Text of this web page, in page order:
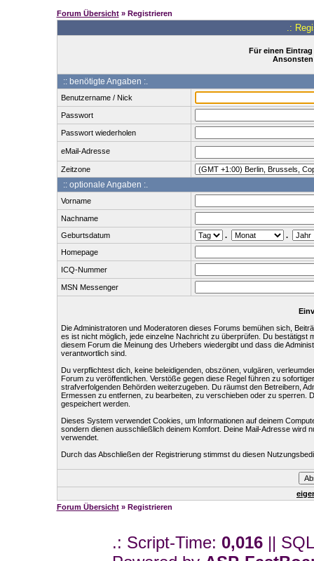
Forum Übersicht» Registrieren
.:
Für einen
:: benötigte Angaben :.
Benutzername / Nick
Passwort
Passwort wiederholen
eMail-Adresse
Zeitzone
:: optionale Angaben :.
Vorname
Nachname
Geburtsdatum
.
.
Homepage
ICQ-Nummer
MSN Messenger
Die Administratoren und Moderatoren dieses Forums bemühen sich,
es ist nicht möglich, jede einzelne Nachricht zu überprüfen. Du
diesem Forum die Meinung des Urhebers wiedergibt und dass die
verantwortlich sind.
Du verpflichtest dich, keine beleidigenden, obszönen, vulgären,
Forum zu veröffentlichen. Verstöße gegen diese Regel führen zu
strafverfolgenden Behörden weiterzugeben. Du räumst den Betreibern,
Ermessen zu entfernen, zu bearbeiten, zu verschieben oder zu sperren.
gespeichert werden.
Dieses System verwendet Cookies, um Informationen auf deinem
sondern dienen ausschließlich deinem Komfort. Deine Mail-Adresse wird
verwendet.
Durch das Abschließen der Registrierung stimmst du diesen
Forum Übersicht» Registrieren
.: Script-Time: 0,016||